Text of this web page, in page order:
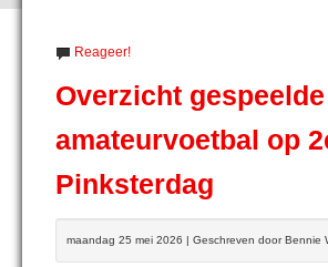
Reageer!
Overzicht gespeelde
amateurvoetbal op
Pinksterdag
maandag 25 mei 2026 | Geschreven door Bennie